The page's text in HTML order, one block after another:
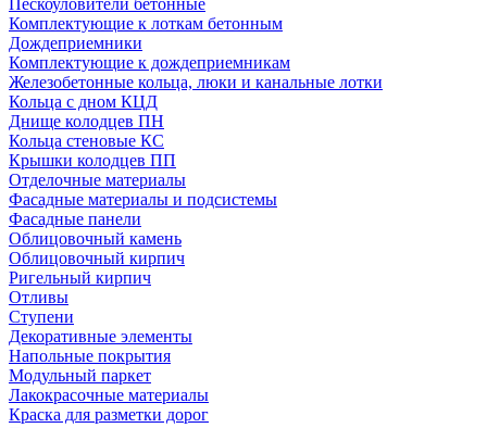
Пескоуловители бетонные
Комплектующие к лоткам бетонным
Дождеприемники
Комплектующие к дождеприемникам
Железобетонные кольца, люки и канальные лотки
Кольца с дном КЦД
Днище колодцев ПН
Кольца стеновые КС
Крышки колодцев ПП
Отделочные материалы
Фасадные материалы и подсистемы
Фасадные панели
Облицовочный камень
Облицовочный кирпич
Ригельный кирпич
Отливы
Ступени
Декоративные элементы
Напольные покрытия
Модульный паркет
Лакокрасочные материалы
Краска для разметки дорог